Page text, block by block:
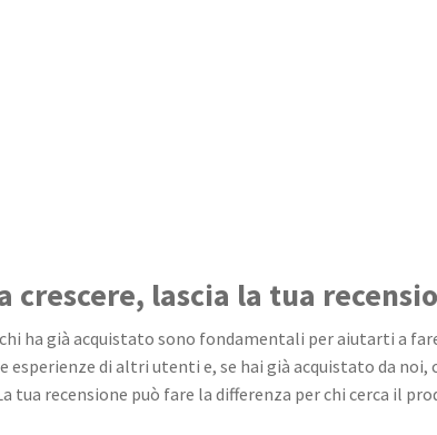
crescere, lascia la tua
ha già acquistato sono fondamentali per aiutarti a
esperienze di altri utenti e, se hai già acquistato da noi,
tua recensione può fare la differenza per chi cerca il